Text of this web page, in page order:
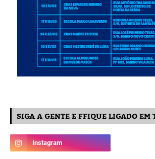
SIGA A GENTE E FFIQUE LIGADO EM